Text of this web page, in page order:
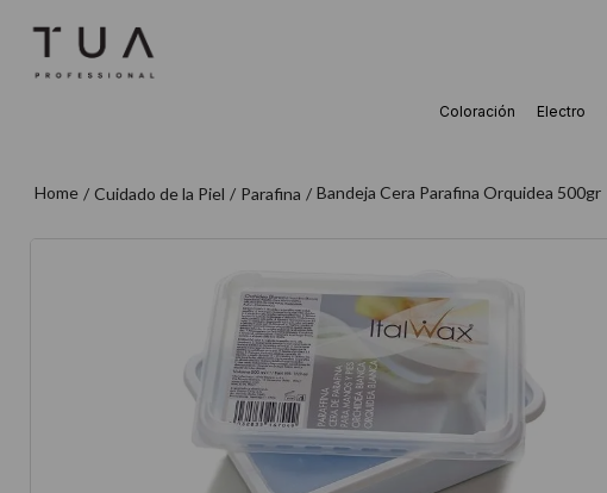
Coloración Electro
Cuidado de la Piel Parafina Bandeja Cera Parafina Orquidea 500gr
4. shampoo
. cepillo
6.
7. secador
loreal